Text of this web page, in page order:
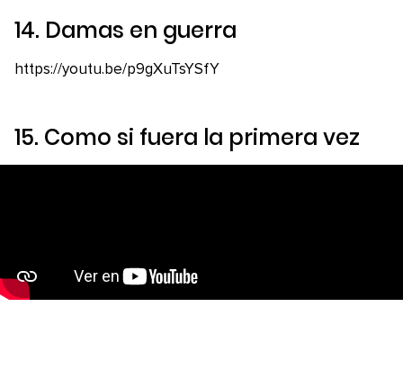
14. Damas en guerra
https://youtu.be/p9gXuTsYSfY
15. Como si fuera la primera vez